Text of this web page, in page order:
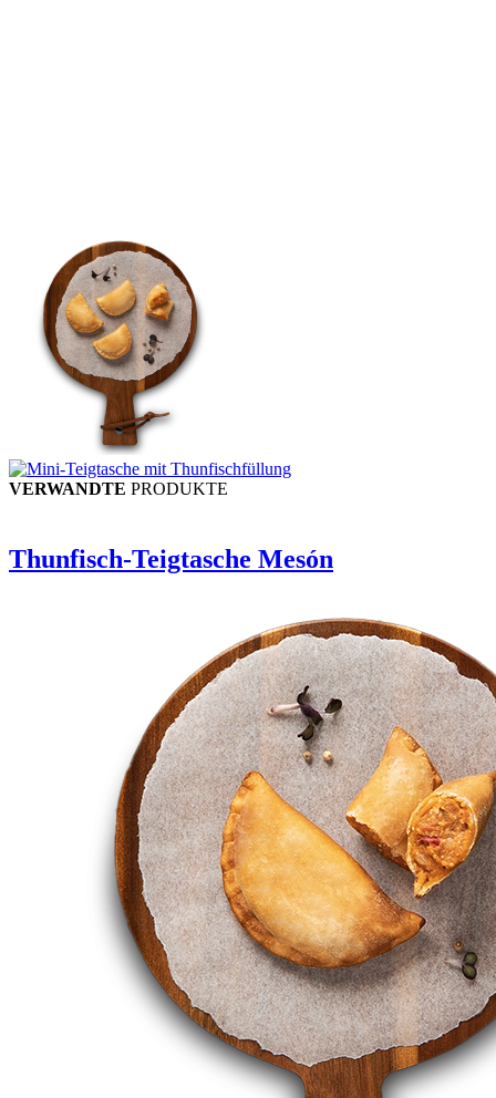
VERWANDTE PRODUKTE
Thunfisch-Teigtasche Mesón